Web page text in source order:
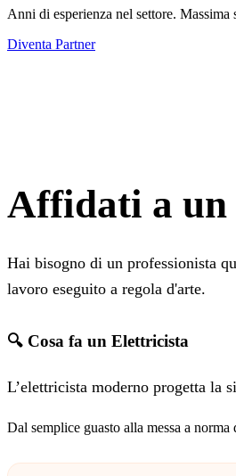
Anni di esperienza nel settore. Massima
Diventa Partner
Affidati a un
Hai bisogno di un professionista
lavoro eseguito a regola d'arte.
🔍 Cosa fa un Elettricista
L’elettricista moderno progetta la
Dal semplice guasto alla messa a